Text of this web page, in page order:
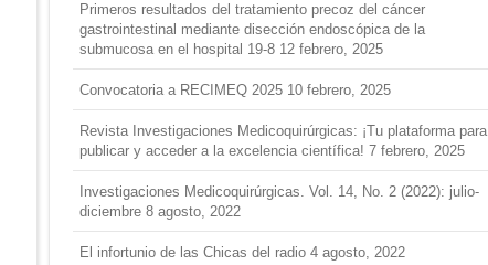
Primeros resultados del tratamiento precoz del cáncer
gastrointestinal mediante disección endoscópica de la
submucosa en el hospital 19-8 12 febrero, 2025
Convocatoria a RECIMEQ 2025 10 febrero, 2025
Revista Investigaciones Medicoquirúrgicas: ¡Tu plataforma para
publicar y acceder a la excelencia científica! 7 febrero, 2025
Investigaciones Medicoquirúrgicas. Vol. 14, No. 2 (2022): julio-
diciembre 8 agosto, 2022
El infortunio de las Chicas del radio 4 agosto, 2022